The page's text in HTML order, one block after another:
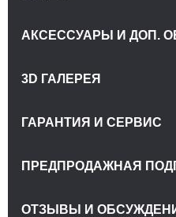
АКСЕССУАРЫ И ДОП.
3D ГАЛЕРЕЯ
ГАРАНТИЯ И СЕРВИС
ПРЕДПРОДАЖНАЯ
ОТЗЫВЫ И